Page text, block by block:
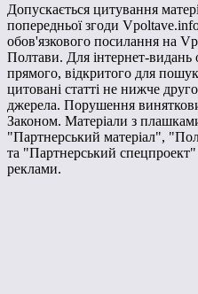
Допускається цитування
попередньої згоди
обов'язкового посилання на
Полтави. Для інтернет-видань
прямого, відкритого для
цитовані статті не нижче
джерела. Порушення
Законом. Матеріали з
"Партнерський матеріал",
та "Партнерський
реклами.